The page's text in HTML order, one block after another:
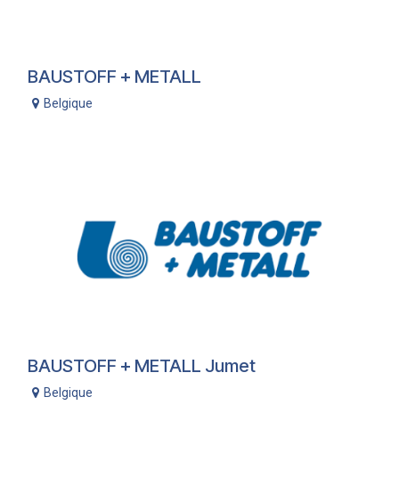
BAUSTOFF + METALL
Belgique
BAUSTOFF + METALL Jumet
Belgique